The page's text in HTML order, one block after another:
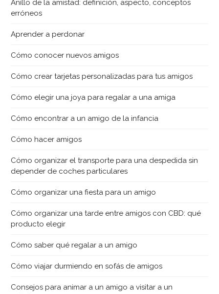
Anillo de la amistad: definición, aspecto, conceptos
erróneos
Aprender a perdonar
Cómo conocer nuevos amigos
Cómo crear tarjetas personalizadas para tus amigos
Cómo elegir una joya para regalar a una amiga
Cómo encontrar a un amigo de la infancia
Cómo hacer amigos
Cómo organizar el transporte para una despedida sin
depender de coches particulares
Cómo organizar una fiesta para un amigo
Cómo organizar una tarde entre amigos con CBD: qué
producto elegir
Cómo saber qué regalar a un amigo
Cómo viajar durmiendo en sofás de amigos
Consejos para animar a un amigo a visitar a un